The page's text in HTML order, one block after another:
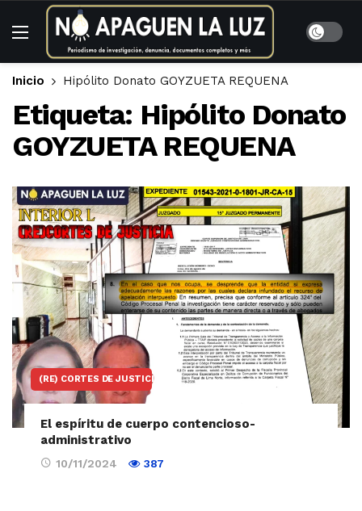
Inicio Hipólito Donato GOYZUETA REQUENA
Etiqueta: Hipólito Donato
GOYZUETA REQUENA
(RE) CORTES DE JUSTICIA
El espíritu de cuerpo contencioso-
administrativo
10/11/2024 387